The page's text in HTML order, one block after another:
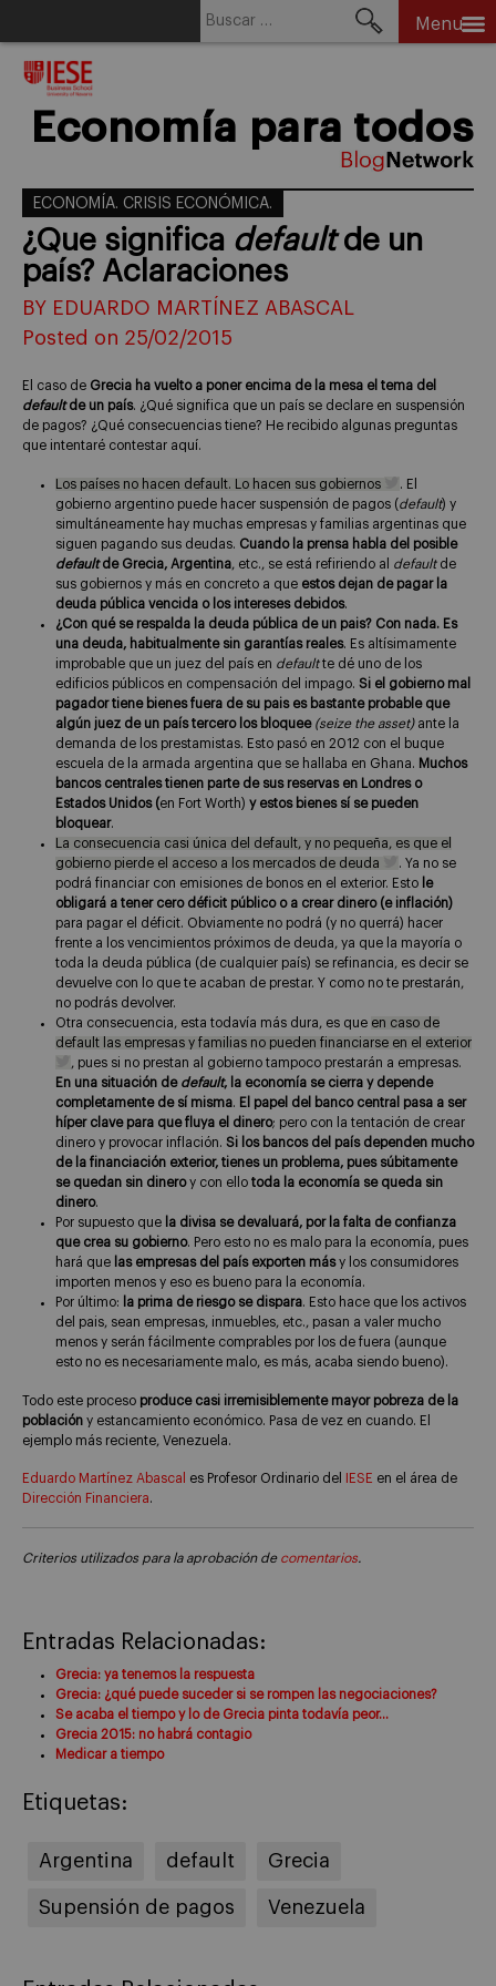
Menu
Economía para todos
ECONOMÍA. CRISIS ECONÓMICA.
¿Que significa defaultde un
país? Aclaraciones
BY EDUARDO MARTÍNEZ ABASCAL
Posted on 25/02/2015
El caso de Grecia ha vuelto a poner encima de la mesa el tema del
defaultde un país. ¿Qué significa que un país se declare en suspensión
de pagos? ¿Qué consecuencias tiene? He recibido algunas preguntas
que intentaré contestar aquí.
Los países no hacen default. Lo hacen sus gobiernos
. El
gobierno argentino puede hacer suspensión de pagos (default) y
simultáneamente hay muchas empresas y familias argentinas que
siguen pagando sus deudas. Cuando la prensa habla del posible
defaultde Grecia, Argentina, etc., se está refiriendo al defaultde
sus gobiernos y más en concreto a que estos dejan de pagar la
deuda pública vencida o los intereses debidos.
¿Con qué se respalda la deuda pública de un pais? Con nada. Es
una deuda, habitualmente sin garantías reales. Es altísimamente
improbable que un juez del país en defaultte dé uno de los
edificios públicos en compensación del impago. Si el gobierno mal
pagador tiene bienes fuera de su pais es bastante probable que
algún juez de un país tercero los bloquee (seize the asset)ante la
demanda de los prestamistas. Esto pasó en 2012 con el buque
escuela de la armada argentina que se hallaba en Ghana. Muchos
bancos centrales tienen parte de sus reservas en Londres o
Estados Unidos (en Fort Worth) y estos bienes sí se pueden
bloquear.
La consecuencia casi única del default, y no pequeña, es que el
gobierno pierde el acceso a los mercados de deuda
. Ya no se
podrá financiar con emisiones de bonos en el exterior. Esto le
obligará a tener cero déficit público o a crear dinero (e inflación)
para pagar el déficit. Obviamente no podrá (y no querrá) hacer
frente a los vencimientos próximos de deuda, ya que la mayoría o
toda la deuda pública (de cualquier país) se refinancia, es decir se
devuelve con lo que te acaban de prestar. Y como no te prestarán,
no podrás devolver.
Otra consecuencia, esta todavía más dura, es que en caso de
default las empresas y familias no pueden financiarse en el exterior
, pues si no prestan al gobierno tampoco prestarán a empresas.
En una situación de default, la economía se cierra y depende
completamente de sí misma. El papel del banco central pasa a ser
híper clave para que fluya el dinero; pero con la tentación de crear
dinero y provocar inflación. Si los bancos del país dependen mucho
de la financiación exterior, tienes un problema, pues súbitamente
se quedan sin dineroy con ello toda la economía se queda sin
dinero.
Por supuesto que la divisa se devaluará, por la falta de confianza
que crea su gobierno. Pero esto no es malo para la economía, pues
hará que las empresas del país exporten másy los consumidores
importen menos y eso es bueno para la economía.
Por último:
la prima de riesgo se dispara. Esto hace que los activos
del pais, sean empresas, inmuebles, etc., pasan a valer mucho
menos y serán fácilmente comprables por los de fuera (aunque
esto no es necesariamente malo, es más, acaba siendo bueno).
Todo este proceso produce casi irremisiblemente mayor pobreza de la
población y estancamiento económico. Pasa de vez en cuando. El
ejemplo más reciente, Venezuela.
Eduardo Martínez Abascal es Profesor Ordinario del IESE en el área de
Dirección Financiera.
Criterios utilizados para la aprobación de comentarios.
Entradas Relacionadas:
Grecia: ya tenemos la respuesta
Grecia: ¿qué puede suceder si se rompen las negociaciones?
Se acaba el tiempo y lo de Grecia pinta todavía peor…
Grecia 2015: no habrá contagio
Medicar a tiempo
Etiquetas:
Argentina default Grecia
Supensión de pagos Venezuela